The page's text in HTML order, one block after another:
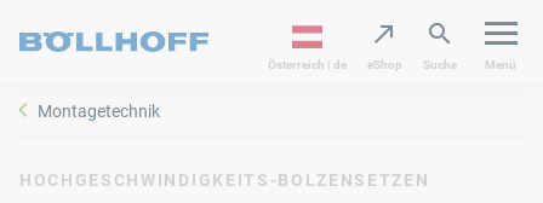
Österreich | de eShop Suche Menü
Montagetechnik
HOCHGESCHWINDIGKEITS-BOLZENSETZEN